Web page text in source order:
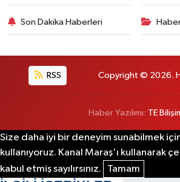
Son Dakika Haberleri
RSS Copyright © 2026.
Haber Yazılımı: TE
Size daha iyi bir deneyim sunabilmek
kullanıyoruz. Kanal Maraş'ı kullanarak
kabul etmiş sayılırsınız.
Tamam